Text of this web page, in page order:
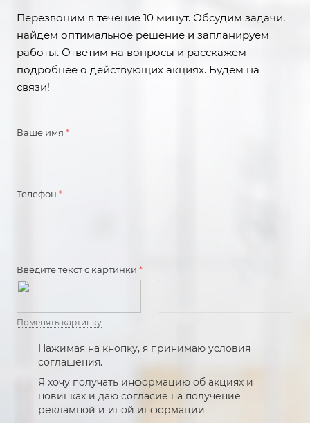
Перезвоним в течение 10 минут. Обсудим задачи,
найдем оптимальное решение и запланируем
работы. Ответим на вопросы и расскажем
подробнее о действующих акциях. Будем на
связи!
Ваше имя *
Телефон *
Введите текст с картинки *
Поменять картинку
Нажимая на кнопку, я принимаю условия
соглашения.
Я хочу получать информацию об акциях и
новинках и даю согласие на получение
рекламной и иной информации